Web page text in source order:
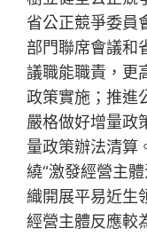
省公正競爭委員
部門聯席會議和
議職能職責，更
政策實施；推進
嚴格做好增量政
量政策辦法清算
繞“激發經營主
織開展平易近生
經營主體反應較